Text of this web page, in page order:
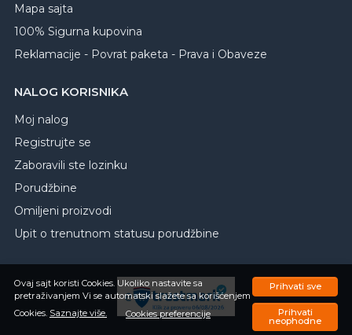
Ovaj sajt koristi Cookies. Ukoliko nastavite sa
pretraživanjem Vi se automatski slažete sa korišćenjem
Cookies. Saznajte više. Cookies preferencije
Prihvati sve
Prihvati
neophodne
Mapa sajta
100% Sigurna kupovina
Reklamacije - Povrat paketa - Prava i Obaveze
NALOG KORISNIKA
Moj nalog
Registrujte se
Zaboravili ste lozinku
Porudžbine
Omiljeni proizvodi
Upit o trenutnom statusu porudžbine